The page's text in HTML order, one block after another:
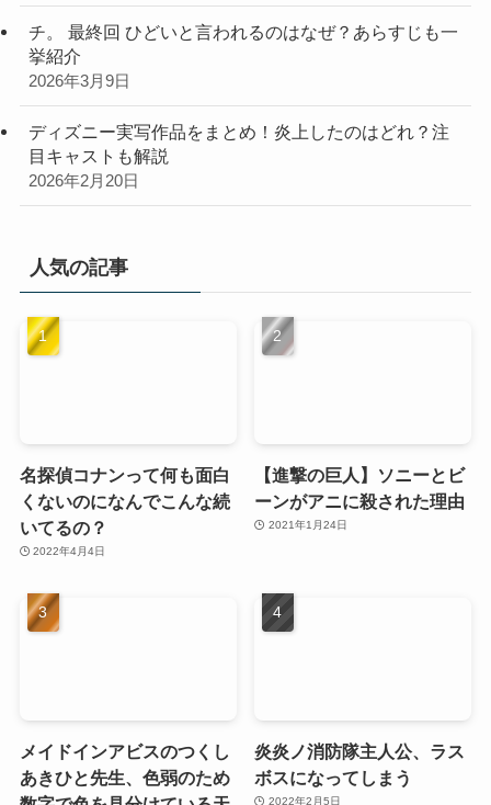
チ。 最終回 ひどいと言われるのはなぜ？あらすじも一
挙紹介
2026年3月9日
ディズニー実写作品をまとめ！炎上したのはどれ？注
目キャストも解説
2026年2月20日
人気の記事
名探偵コナンって何も面白
くないのになんでこんな続
いてるの？
2022年4月4日
【進撃の巨人】ソニーとビ
ーンがアニに殺された理由
2021年1月24日
メイドインアビスのつくし
あきひと先生、色弱のため
炎炎ノ消防隊主人公、ラス
ボスになってしまう
2022年2月5日